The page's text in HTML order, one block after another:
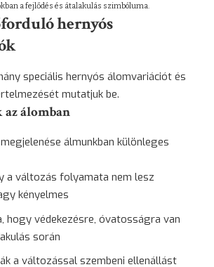
a fejlődés és átalakulás szimbóluma.
hernyós
speciális hernyós álomvariációt és
mutatjuk be.
az álomban
álmunkban különleges
a változás folyamata nem lesz
kényelmes
hogy védekezésre, óvatosságra van
során
a változással szembeni ellenállást